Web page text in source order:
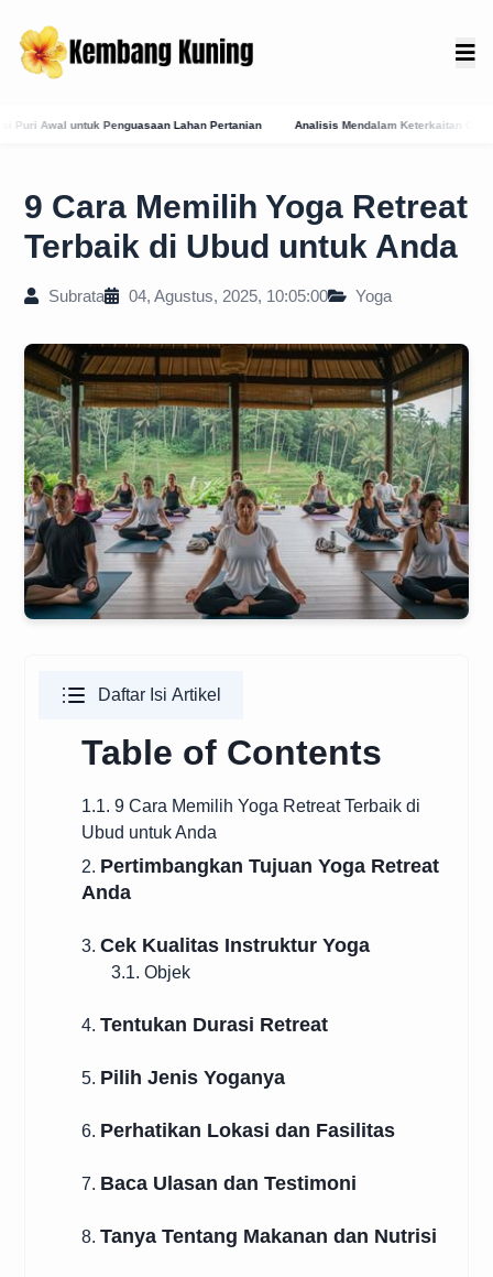
Lahan Pertanian Analisis Mendalam Keterkaitan Candi Gunung Kawi dengan
9 Cara Memilih Yoga Retreat
Terbaik di Ubud untuk Anda
Subrata 04, Agustus, 2025, 10:05:00 Yoga
Daftar Isi Artikel
Table of Contents
1.1. 9 Cara Memilih Yoga Retreat Terbaik di
Ubud untuk Anda
2. Pertimbangkan Tujuan Yoga Retreat
Anda
3. Cek Kualitas Instruktur Yoga
3.1. Objek
4. Tentukan Durasi Retreat
5. Pilih Jenis Yoganya
6. Perhatikan Lokasi dan Fasilitas
7. Baca Ulasan dan Testimoni
8. Tanya Tentang Makanan dan Nutrisi